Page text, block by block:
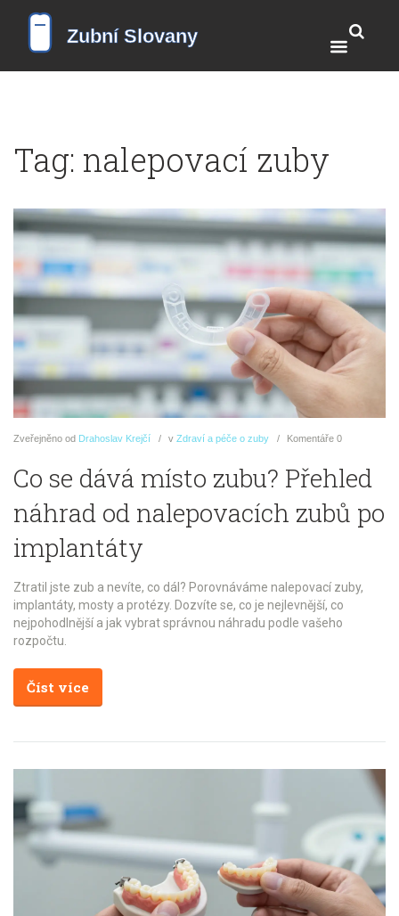
Tag: nalepovací zuby
Zveřejněno od Drahoslav Krejčí v Zdraví a péče o zuby Komentáře 0
Co se dává místo zubu? Přehled
náhrad od nalepovacích zubů po
implantáty
Ztratil jste zub a nevíte, co dál? Porovnáváme nalepovací zuby,
implantáty, mosty a protézy. Dozvíte se, co je nejlevnější, co
nejpohodlnější a jak vybrat správnou náhradu podle vašeho
rozpočtu.
Číst více